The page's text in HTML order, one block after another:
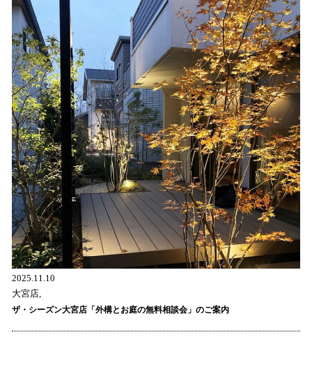
2025.11.10
大宮店,
ザ・シーズン大宮店「外構とお庭の無料相談会」のご案内